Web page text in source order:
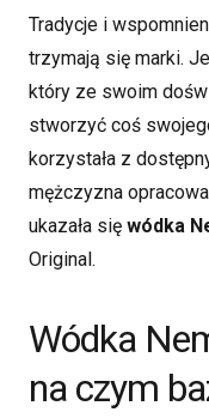
Tradycje i
trzymają się marki.
który ze swoim
stworzyć coś
korzystała z
mężczyzna
ukazała się wódka
Original.
Wódka
na czym